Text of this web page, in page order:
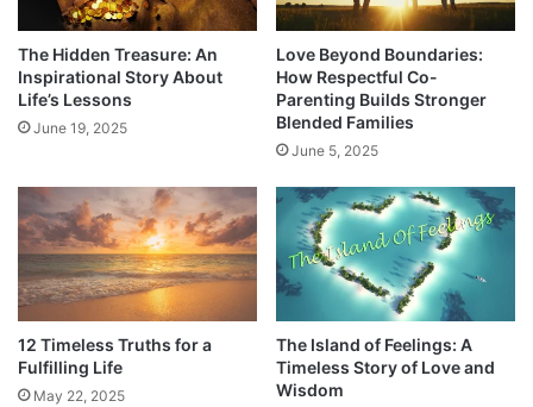
The Hidden Treasure: An
Inspirational Story About
Life’s Lessons
June 19, 2025
Love Beyond Boundaries:
How Respectful Co-
Parenting Builds Stronger
Blended Families
June 5, 2025
12 Timeless Truths for a
Fulfilling Life
May 22, 2025
The Island of Feelings: A
Timeless Story of Love and
Wisdom